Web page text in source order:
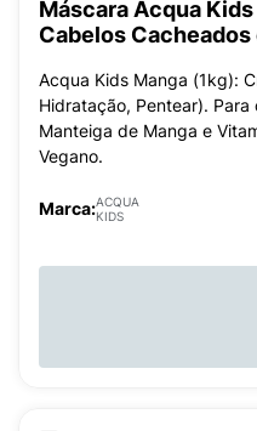
Máscara Acqua Kids
Cabelos Cacheados
Acqua Kids Manga (1kg):
Hidratação, Pentear).
Manteiga de Manga e
Vegano.
Marca:ACQUA
KIDS